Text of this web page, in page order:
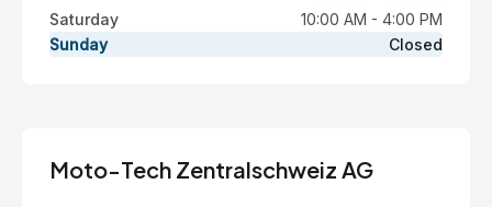
Saturday
10:00 AM - 4:00 PM
Sunday
Closed
Moto-Tech Zentralschweiz AG